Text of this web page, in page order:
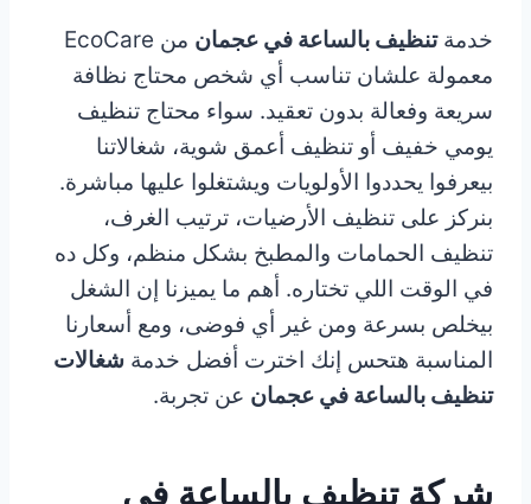
خدمةتنظيف بالساعة في عجمان
من EcoCare
معمولة علشان تناسب أي شخص محتاج نظافة
سريعة وفعالة بدون تعقيد. سواء محتاج تنظيف
يومي خفيف أو تنظيف أعمق شوية، شغالاتنا
بيعرفوا يحددوا الأولويات ويشتغلوا عليها مباشرة.
بنركز على تنظيف الأرضيات، ترتيب الغرف،
تنظيف الحمامات والمطبخ بشكل منظم، وكل ده
في الوقت اللي تختاره. أهم ما يميزنا إن الشغل
بيخلص بسرعة ومن غير أي فوضى، ومع أسعارنا
المناسبة هتحس إنك اخترت أفضل خدمة شغالات
تنظيف بالساعة في عجمان عن تجربة.
شركة تنظيف بالساعة في